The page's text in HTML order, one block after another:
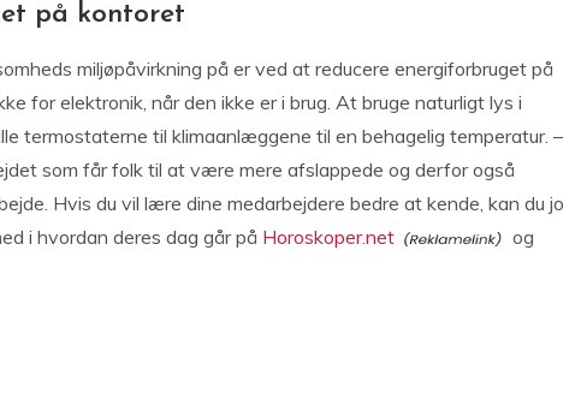
på kontoret
miljøpåvirkning på er ved at reducere energiforbruget på
for elektronik, når den ikke er i brug. At bruge naturligt lys i
termostaterne til klimaanlæggene til en behagelig temperatur. –
som får folk til at være mere afslappede og derfor også
Hvis du vil lære dine medarbejdere bedre at kende, kan du jo
i hvordan deres dag går på Horoskoper.net
og